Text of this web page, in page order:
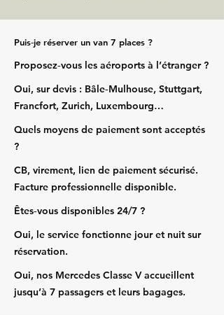
Puis‑je réserver un van 7 places ?
Proposez‑vous les aéroports à l’étranger ?
Oui, sur devis : Bâle‑Mulhouse, Stuttgart,
Francfort, Zurich, Luxembourg…
Quels moyens de paiement sont acceptés
?
CB, virement, lien de paiement sécurisé.
Facture professionnelle disponible.
Êtes‑vous disponibles 24/7 ?
Oui, le service fonctionne jour et nuit sur
réservation.
Oui, nos Mercedes Classe V accueillent
jusqu’à 7 passagers et leurs bagages.